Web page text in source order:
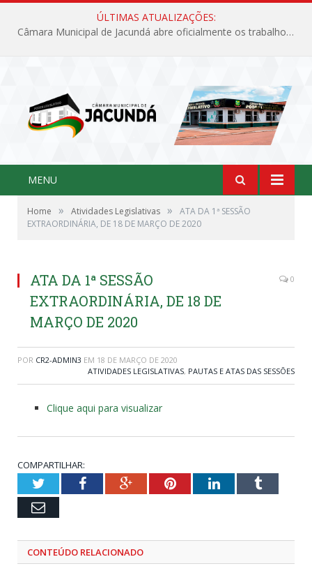
ÚLTIMAS ATUALIZAÇÕES:
Câmara Municipal de Jacundá abre oficialmente os trabalhos legislativos de 2026
MENU
Home » Atividades Legislativas »
ATA DA 1ª SESSÃO
EXTRAORDINÁRIA, DE 18 DE MARÇO DE 2020
ATA DA 1ª SESSÃO
EXTRAORDINÁRIA, DE 18 DE
MARÇO DE 2020
0
POR CR2-ADMIN3 EM 18 DE MARÇO DE 2020
ATIVIDADES LEGISLATIVAS, PAUTAS E ATAS DAS SESSÕES
Clique aqui para visualizar
COMPARTILHAR:
TwitterFacebookGoogle+PinterestLinkedInTumblr
Email
CONTEÚDO RELACIONADO